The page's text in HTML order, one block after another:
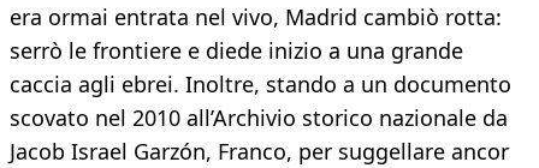
era ormai entrata nel vivo, Madrid cambiò rotta:
serrò le frontiere e diede inizio a una grande
caccia agli ebrei. Inoltre, stando a un documento
scovato nel 2010 all’Archivio storico nazionale da
Jacob Israel Garzón, Franco, per suggellare ancor